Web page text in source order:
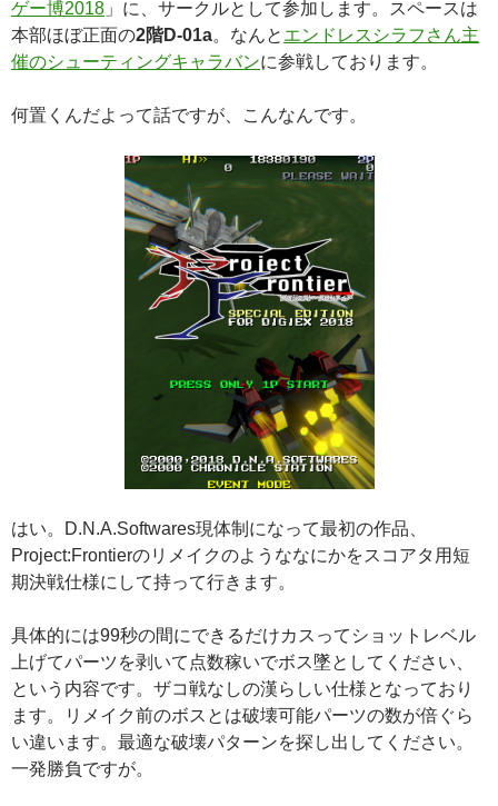
ゲー博2018 」に、サークルとして参加します。スペースは
本部ほぼ正面の2階D-01a。なんと エンドレスシラフさん主
催のシューティングキャラバンに参戦しております。
何置くんだよって話ですが、こんなんです。
はい。D.N.A.Softwares現体制になって最初の作品、
Project:Frontierのリメイクのようななにかをスコアタ用短
期決戦仕様にして持って行きます。
具体的には99秒の間にできるだけカスってショットレベル
上げてパーツを剥いて点数稼いでボス墜としてください、
という内容です。ザコ戦なしの漢らしい仕様となっており
ます。リメイク前のボスとは破壊可能パーツの数が倍ぐら
い違います。最適な破壊パターンを探し出してください。
一発勝負ですが。